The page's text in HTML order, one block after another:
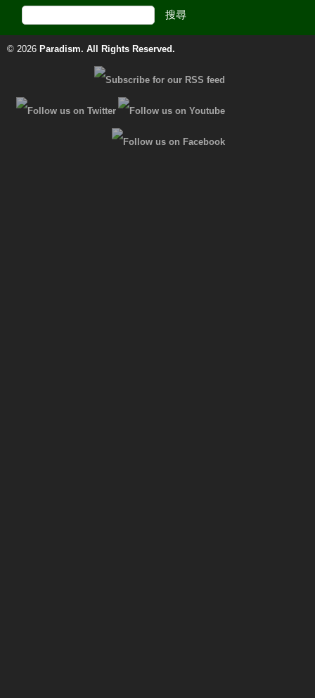
© 2026 Paradism. All Rights Reserved.